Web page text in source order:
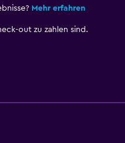
Mehr erfahren
out zu zahlen sind.